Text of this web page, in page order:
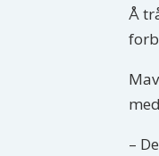
Å
–